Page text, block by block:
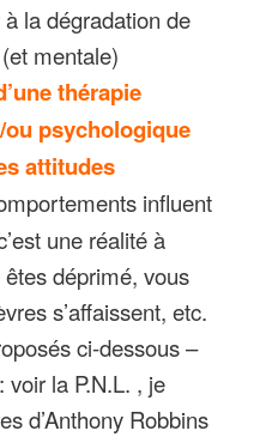
la dégradation de
mentale)
thérapie
psychologique
attitudes
influent
une réalité à
êtes déprimé, vous
s’affaissent, etc.
ci-dessous –
la P.N.L. , je
d’Anthony Robbins